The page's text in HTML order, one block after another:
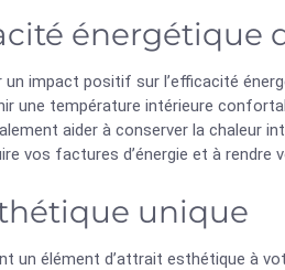
énergétique
impact positif sur l’efficacité
une température intérieure
aider à conserver la chaleur
vos factures d’énergie et à rendre
unique
un élément d’attrait esthétique à